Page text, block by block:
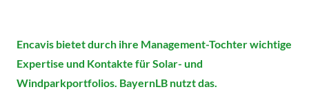
Encavis bietet durch ihre Management-Tochter wichtige
Expertise und Kontakte für Solar- und
Windparkportfolios. BayernLB nutzt das.